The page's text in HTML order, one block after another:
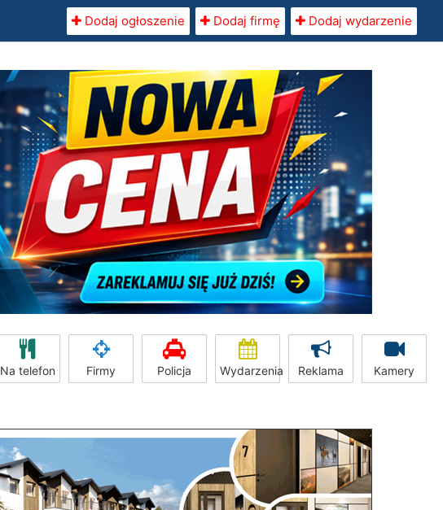
Dodaj ogłoszenie Dodaj firmę Dodaj wydarzenie
Na telefon Firmy Policja Wydarzenia Reklama Kamery